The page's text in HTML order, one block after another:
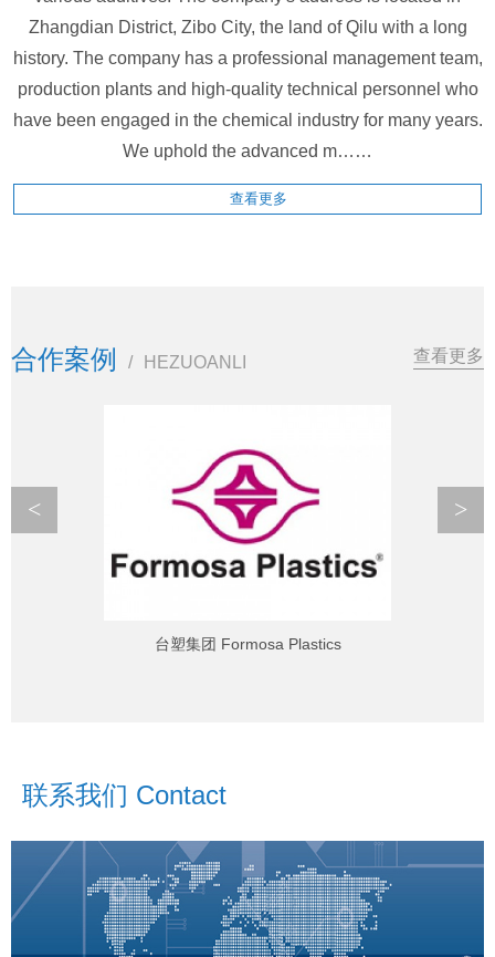
Zhangdian District, Zibo City, the land of Qilu with a long
history. The company has a professional management team,
production plants and high-quality technical personnel who
have been engaged in the chemical industry for many years.
We uphold the advanced m……
查看更多
合作案例 / HEZUOANLI 查看更多
台塑集团 Formosa Plastics
< >
联系我们 Contact